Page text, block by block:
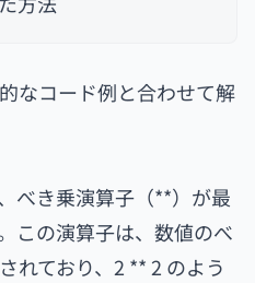
なコード例と合わせて解
べき乗演算子（**）が最
この演算子は、数値のべ
れており、2 ** 2 のよう